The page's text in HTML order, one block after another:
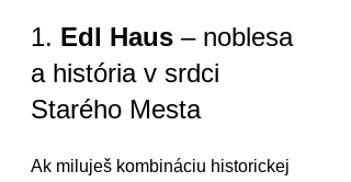
1. Edl Haus – noblesa
a história v srdci
Starého Mesta
Ak miluješ kombináciu historickej